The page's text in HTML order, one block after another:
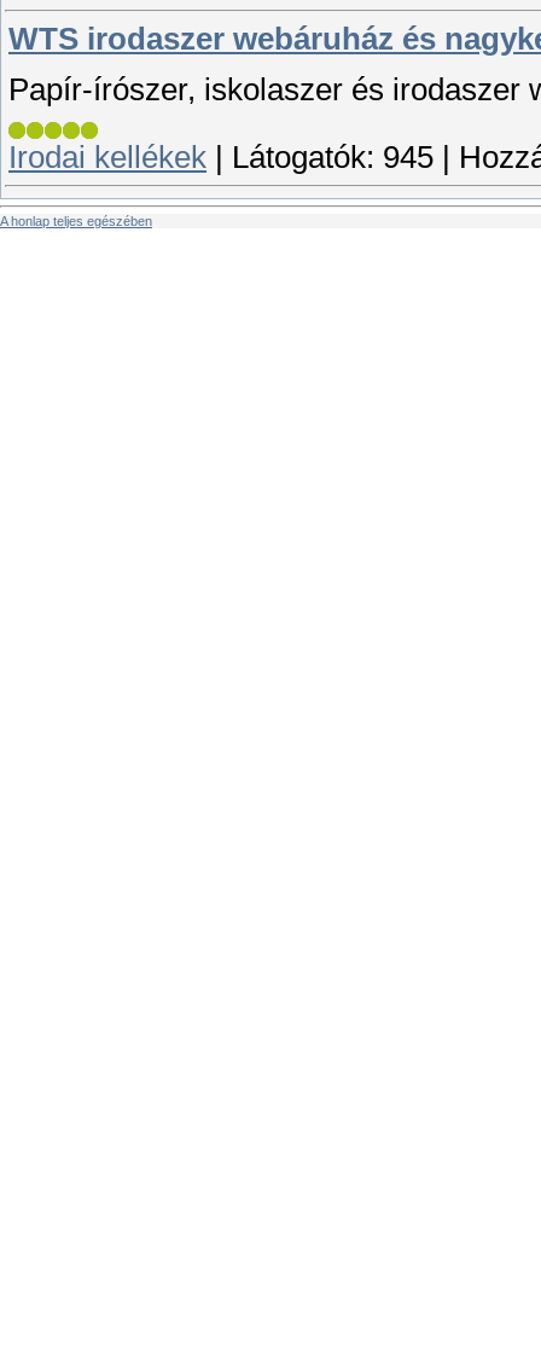
WTS irodaszer webáruház és
Papír-írószer, iskolaszer és irodaszer
Irodai kellékek Látogatók: 945
A honlap teljes egészében